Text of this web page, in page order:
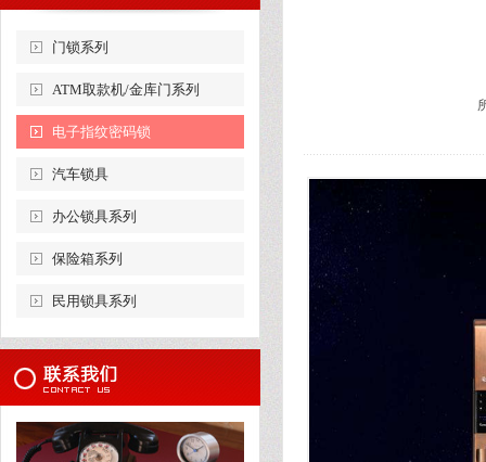
门锁系列
ATM取款机/金库门系列
电子指纹密码锁
汽车锁具
办公锁具系列
保险箱系列
民用锁具系列